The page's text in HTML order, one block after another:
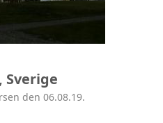
Sverige
den 06.08.19.